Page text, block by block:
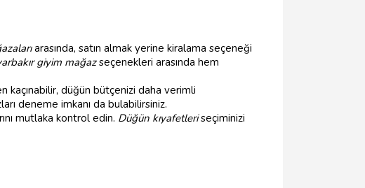
arasında, satın almak yerine kiralama seçeneği
giyim mağazseçenekleri arasında hem
kaçınabilir, düğün bütçenizi daha verimli
deneme imkanı da bulabilirsiniz.
mutlaka kontrol edin. Düğün kıyafetleriseçiminizi